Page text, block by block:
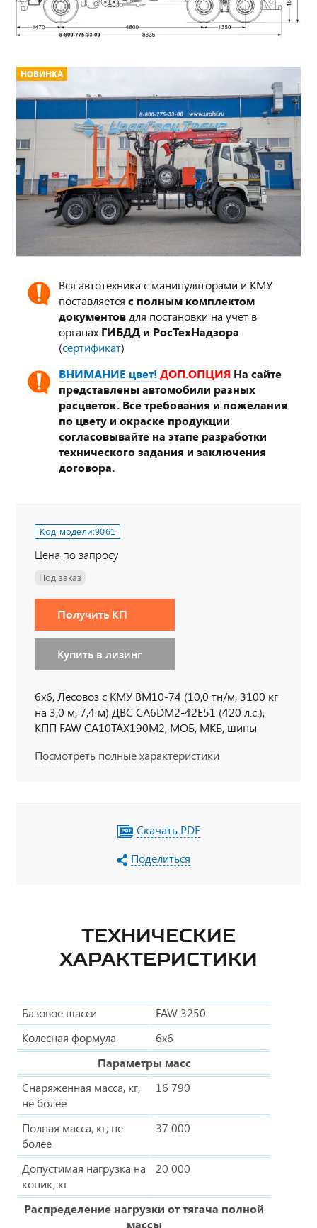
НОВИНКА
Вся автотехника с манипуляторами и КМУ
поставляется с полным комплектом
документовдля постановки на учет в
органах ГИБДД и РосТехНадзора
(сертификат)
ВНИМАНИЕ цвет! ДОП.ОПЦИЯ На сайте
представлены автомобили разных
расцветок. Все требования и пожелания
по цвету и окраске продукции
согласовывайте на этапе разработки
технического задания и заключения
договора.
Код модели:9061
Цена по запросу
Под заказ
Получить КП
Купить в лизинг
6х6, Лесовоз с КМУ ВМ10-74 (10,0 тн/м, 3100 кг
на 3,0 м, 7,4 м) ДВС CA6DM2-42E51 (420 л.с.),
КПП FAW CA10TAX190M2, МОБ, МКБ, шины
кондиционер, независимый отопитель кабины
Посмотреть полные характеристики
Скачать PDF
Поделиться
ТЕХНИЧЕСКИЕ
ХАРАКТЕРИСТИКИ
Базовое шасси
FAW 3250
Колесная формула
6х6
Параметры масс
Снаряженная масса, кг,
не более
16 790
Полная масса, кг, не
более
37 000
Допустимая нагрузка на
коник, кг
20 000
Распределение нагрузки от тягача полной
массы